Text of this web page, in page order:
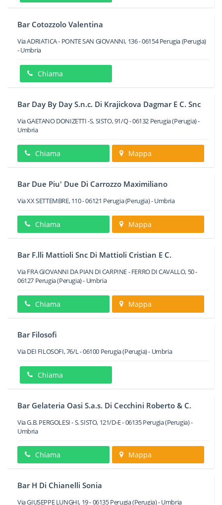
Bar Cotozzolo Valentina
Via ADRIATICA - PONTE SAN GIOVANNI, 136-06154 Perugia(Perugia)
-Umbria
Chiama
Bar Day By Day S.n.c. Di Krajickova Dagmar E C. Snc
Via GAETANO DONIZETTI -S. SISTO, 91/Q-06132 Perugia(Perugia) -
Umbria
Chiama Mappa
Bar Due Piu' Due Di Carrozzo Maximiliano
Via XX SETTEMBRE, 110-06121 Perugia(Perugia) -Umbria
Chiama Mappa
Bar F.lli Mattioli Snc Di Mattioli Cristian E C.
Via FRA GIOVANNI DA PIAN DI CARPINE - FERRO DI CAVALLO, 50-
06127 Perugia(Perugia) - Umbria
Chiama Mappa
Bar Filosofi
Via DEI FILOSOFI, 76/L-06100 Perugia(Perugia) - Umbria
Chiama
Bar Gelateria Oasi S.a.s. Di Cecchini Roberto & C.
Via G.B. PERGOLESI - S. SISTO, 121/D-E-06135Perugia(Perugia) -
Umbria
Chiama Mappa
Bar H Di Chianelli Sonia
Via GIUSEPPE LUNGHI, 19-06135Perugia(Perugia) -Umbria